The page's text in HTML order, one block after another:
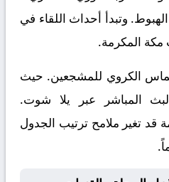
وتبدأ أحداث اللقاء في
الكروي للمشجعين. حيث
البث المباشر عبر يلا شوت.
قد تغير ملامح ترتيب الجدول